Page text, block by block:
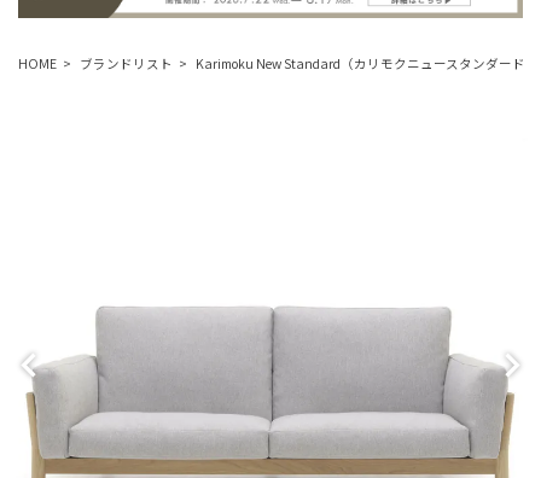
HOME ブランドリスト Karimoku New Standard（カリモクニュースタンダード）